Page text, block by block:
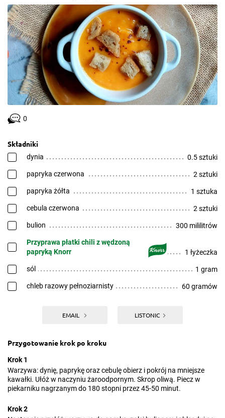
0
Składniki
dynia 0.5 sztuki
papryka czerwona 2 sztuki
papryka żółta 1 sztuka
cebula czerwona 2 sztuki
bulion 300 mililitrów
Przyprawa płatki chili z wędzoną
papryką Knorr
1 łyżeczka
sól 1 gram
chleb razowy pełnoziarnisty 60 gramów
EMAIL LISTONIC
Przygotowanie krok po kroku
Krok 1
Warzywa: dynię, paprykę oraz cebulę obierz i pokrój na mniejsze
kawałki. Ułóż w naczyniu żaroodpornym. Skrop oliwą. Piecz w
piekarniku nagrzanym do 180 stopni przez 45-50 minut.
Krok 2